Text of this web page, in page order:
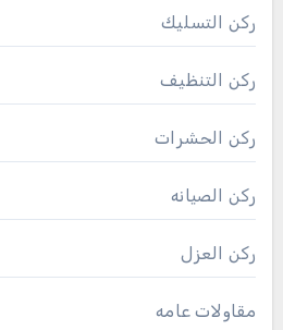
ركن التسليك
ركن التنظيف
ركن الحشرات
ركن الصيانه
ركن العزل
مقاولات عامه